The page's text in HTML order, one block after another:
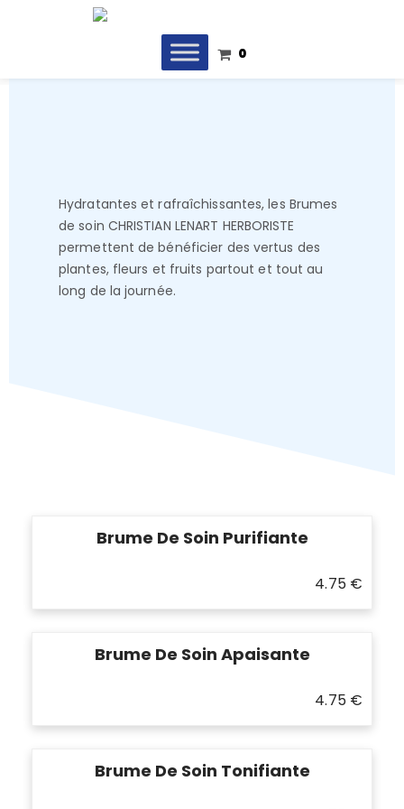
0
Hydratantes et rafraîchissantes, les Brumes
de soin CHRISTIAN LENART HERBORISTE
permettent de bénéficier des vertus des
plantes, fleurs et fruits partout et tout au
long de la journée.
Brume De Soin Purifiante
4.75 €
Brume De Soin Apaisante
4.75 €
Brume De Soin Tonifiante